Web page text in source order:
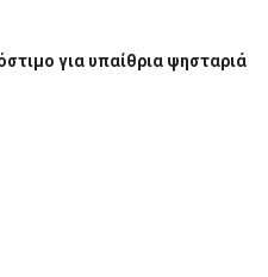
για υπαίθρια ψησταριά